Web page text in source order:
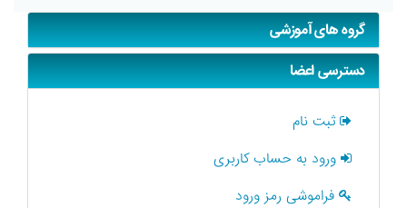
گروه های آموزشی
دسترسی اعضا
ثبت نام
ورود به حساب کاربری
فراموشی رمز ورود